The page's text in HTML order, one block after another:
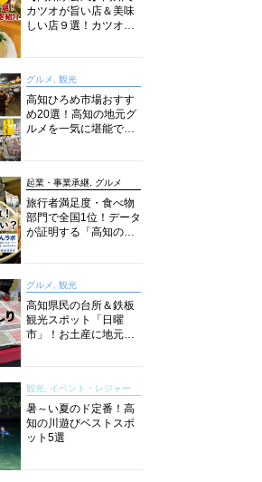
カツオが旨い店＆美味
しい店９選！カツオの
グルメ, 観光
高知ひろめ市場おすす
め20選！高知の地元グ
ルメを一気に堪能でき
起業・事業承継, グルメ
旅行者満足度・食べ物
部門で全国1位！データ
が証明する「高知の
グルメ, 観光
高知県民の台所＆鉄板
観光スポット「日曜
市」！お土産に地元野
説！
観光, イベント・レジャー
暑～い夏のド定番！高
知の川遊びベストスポ
ット5選